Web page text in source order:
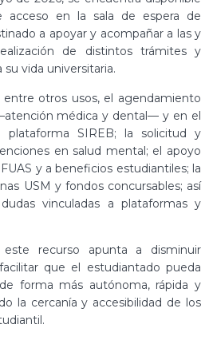
acceso en la sala de espera de
a apoyar y acompañar a las y
de distintos trámites y
vida universitaria.
otros usos, el agendamiento
médica y dental— y en el
plataforma SIREB; la solicitud y
en salud mental; el apoyo
y a beneficios estudiantiles; la
USM y fondos concursables; así
vinculadas a plataformas y
recurso apunta a disminuir
que el estudiantado pueda
forma más autónoma, rápida y
la cercanía y accesibilidad de los